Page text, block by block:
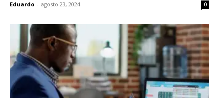
Eduardo - agosto 23, 2024 0